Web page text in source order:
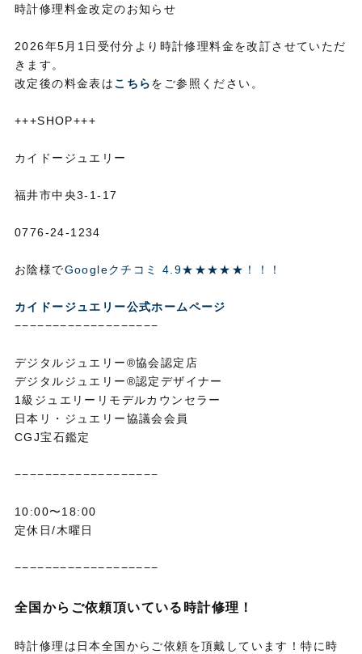
時計修理料金改定のお知らせ
2026年5月1日受付分より時計修理料金を改訂させていただ
きます。
改定後の料金表はこちらをご参照ください。
+++SHOP+++
カイドージュエリー
福井市中央3-1-17
0776-24-1234
お陰様でGoogleクチコミ 4.9★★★★★！！！
カイドージュエリー公式ホームページ
−−−−−−−−−−−−−−−−−−−
デジタルジュエリー®協会認定店
デジタルジュエリー®認定デザイナー
1級ジュエリーリモデルカウンセラー
日本リ・ジュエリー協議会会員
CGJ宝石鑑定
−−−−−−−−−−−−−−−−−−−
10:00〜18:00
定休日/木曜日
−−−−−−−−−−−−−−−−−−−
全国からご依頼頂いている時計修理！
時計修理は日本全国からご依頼を頂戴しています！特に時